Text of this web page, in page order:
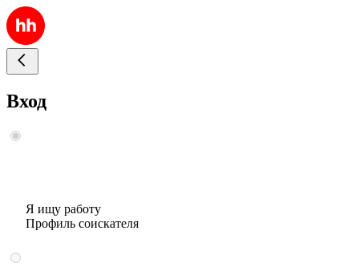
Вход
Я ищу работу
Профиль соискателя